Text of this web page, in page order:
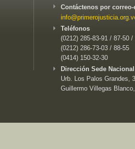
Contáctenos por
Teléfonos
(0212) 285-83-91 / 87-50 /
(0212) 286-73-03 / 88-55
(0414) 150-32-30
Dirección Sede
Urb. Los Palos Grandes,
Guillermo Villegas